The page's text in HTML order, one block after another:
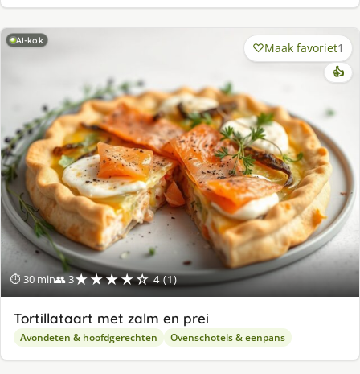
AI-kok
⏱ 30 min👥 3★★★★☆ 4 (1)
Maak favoriet1
👍
Tortillataart met zalm en prei
Avondeten & hoofdgerechten Ovenschotels & eenpans